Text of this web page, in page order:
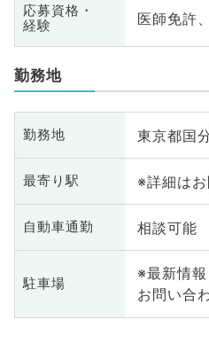
応募資格・
経験
医師免許
勤務地
勤務地 東京都国
最寄り駅 ※詳細は
自動車通勤 相談可能
駐車場
※最新情
お問い合